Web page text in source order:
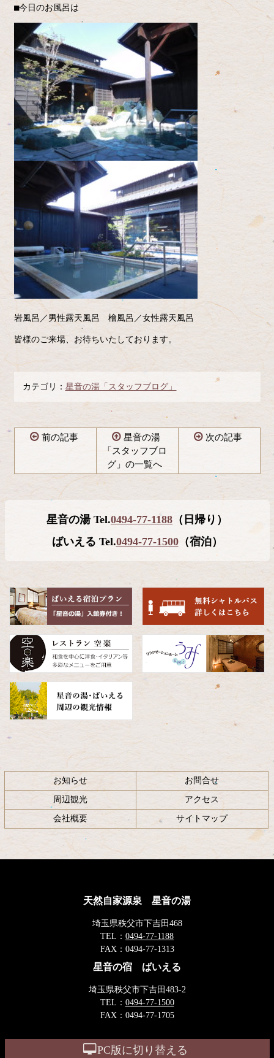
■今日のお風呂は
岩風呂／男性露天風呂 檜風呂／女性露天風呂
皆様のご来場、お待ちいたしております。
カテゴリ： 星音の湯「スタッフブログ」
前の記事
星音の湯
「スタッフブロ
グ」の一覧へ
次の記事
頭
へ
戻
る
星音の湯 Tel.0494-77-1188 （日帰り）
ばいえる Tel.0494-77-1500（宿泊）
お知らせ お問合せ
周辺観光 アクセス
会社概要 サイトマップ
天然自家源泉 星音の湯
埼玉県秩父市下吉田468
TEL： 0494-77-1188
FAX： 0494-77-1313
星音の宿 ばいえる
埼玉県秩父市下吉田483-2
TEL： 0494-77-1500
FAX： 0494-77-1705
PC版に切り替える